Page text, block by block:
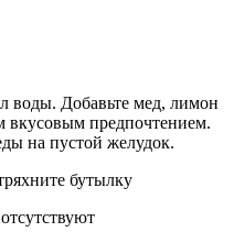
воды. Добавьте мед, лимон
вкусовым предпочтением.
на пустой желудок.
бутылку